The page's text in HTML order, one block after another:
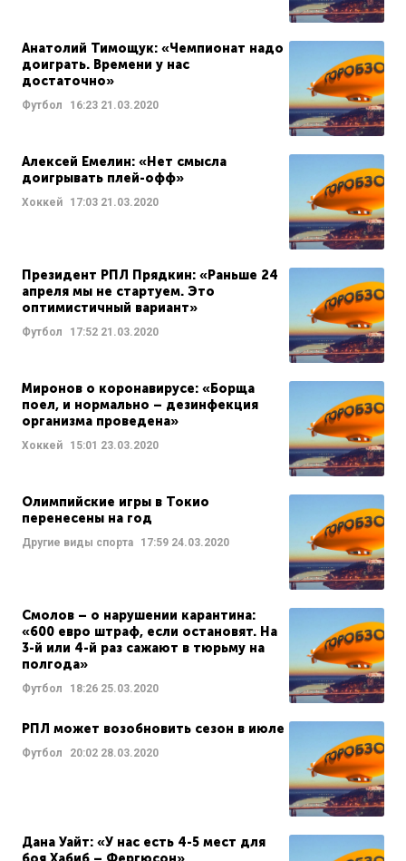
Анатолий Тимощук: «Чемпионат надо
доиграть. Времени у нас
достаточно»
Футбол 16:23 21.03.2020
Алексей Емелин: «Нет смысла
доигрывать плей-офф»
Хоккей 17:03 21.03.2020
Президент РПЛ Прядкин: «Раньше 24
апреля мы не стартуем. Это
оптимистичный вариант»
Футбол 17:52 21.03.2020
Миронов о коронавирусе: «Борща
поел, и нормально – дезинфекция
организма проведена»
Хоккей 15:01 23.03.2020
Олимпийские игры в Токио
перенесены на год
Другие виды спорта 17:59 24.03.2020
Смолов – о нарушении карантина:
«600 евро штраф, если остановят. На
3-й или 4-й раз сажают в тюрьму на
полгода»
Футбол 18:26 25.03.2020
РПЛ может возобновить сезон в июле
Футбол 20:02 28.03.2020
Дана Уайт: «У нас есть 4-5 мест для